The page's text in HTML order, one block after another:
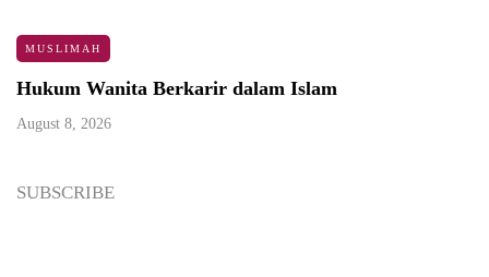
MUSLIMAH
Hukum Wanita Berkarir dalam Islam
August 8, 2026
SUBSCRIBE